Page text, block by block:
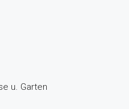
u. Garten